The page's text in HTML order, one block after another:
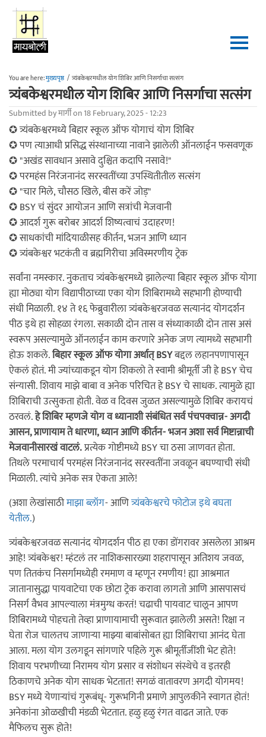
Skip to main content
You are here:मुख्यपृष्ठ / त्र्यंबकेश्वरमधील योग शिबिर आणि निसर्गाचा सत्संग
त्र्यंबकेश्वरमधील योग शिबिर आणि निसर्गाचा सत्संग
Submitted byमार्गीon 18 February, 2025 - 12:23
✪ त्र्यंबकेश्वरमध्ये बिहार स्कूल ऑफ योगाचं योग शिबिर
✪ पण त्याआधी प्रसिद्ध संस्थानाच्या नावाने झालेली ऑनलाईन फसवणूक
✪ "अखंड सावधान असावे दुश्चित कदापि नसावे!"
✪ परमहंस निरंजनानंद सरस्वतींच्या उपस्थितीतील सत्संग
✪ "चार मिले, चौसठ खिले, बीस करें जोड़"
✪ BSY चं सुंदर आयोजन आणि सत्रांची मेजवानी
✪ आदर्श गुरू बरोबर आदर्श शिष्यत्वाचं उदाहरण!
✪ साधकांची मांदियाळीसह कीर्तन, भजन आणि ध्यान
✪ त्र्यंबकेश्वर भटकंती व ब्रह्मगिरीचा अविस्मरणीय ट्रेक
सर्वांना नमस्कार. नुकताच त्र्यंबकेश्वरमध्ये झालेल्या बिहार स्कूल ऑफ योगा
ह्या मोठ्या योग विद्यापीठाच्या एका योग शिबिरामध्ये सहभागी होण्याची
संधी मिळाली. १४ ते १६ फेब्रुवारीला त्र्यंबकेश्वरजवळ सत्यानंद योगदर्शन
पीठ इथे हा सोहळा रंगला. सकाळी दोन तास व संध्याकाळी दोन तास असं
स्वरूप असल्यामुळे ऑनलाईन काम करणारे अनेक जण त्यामध्ये सहभागी
होऊ शकले.बिहार स्कूल ऑफ योगा अर्थात् BSYबद्दल लहानपणापासून
ऐकलं होतं. मी ज्यांच्याकडून योग शिकलो ते स्वामी श्रीमूर्ती जी हे BSY चेच
संन्यासी. शिवाय माझे बाबा व अनेक परिचित हे BSY चे साधक. त्यामुळे ह्या
शिबिराची उत्सुकता होती. वेळ व दिवस जुळत असल्यामुळे शिबिर करायचं
ठरवलं.हे शिबिर म्हणजे योग व ध्यानाशी संबंधित सर्व पंचपक्वान्न- अगदी
आसन, प्राणायाम ते धारणा, ध्यान आणि कीर्तन- भजन अशा सर्व मिष्टान्नाची
मेजवानीसारखं वाटलं.प्रत्येक गोष्टीमध्ये BSY चा ठसा जाणवत होता.
तिथले परमाचार्य परमहंस निरंजनानंद सरस्वतींना जवळून बघण्याची संधी
मिळाली. त्यांचे अनेक सत्र ऐकता आले!
(अशा लेखांसाठीमाझा ब्लॉग- आणित्र्यंबकेश्वरचे फोटोज इथे बघता
येतील.)
त्र्यंबकेश्वरजवळ सत्यानंद योगदर्शन पीठ हा एका डोंगरावर असलेला आश्रम
आहे! त्र्यंबकेश्वर! म्हंटलं तर नाशिकसारख्या शहरापासून अतिशय जवळ,
पण तितकंच निसर्गामध्येही रममाण व म्हणून रमणीय! ह्या आश्रमात
जातानासुद्धा पायवाटेचा एक छोटा ट्रेक करावा लागतो आणि आसपासचं
निसर्ग वैभव आपल्याला मंत्रमुग्ध करतं! चढाची पायवाट चालून आपण
शिबिरामध्ये पोहचतो तेव्हा प्राणायामाची सुरूवात झालेली असते! रिक्षा न
घेता रोज चालतच जाणार्‍या माझ्या बाबांसोबत ह्या शिबिराचा आनंद घेता
आला. मला योग उलगडून सांगणारे पहिले गुरू श्रीमूर्तीजींशी भेट होते!
शिवाय परभणीच्या निरामय योग प्रसार व संशोधन संस्थेचे व इतरही
ठिकाणचे अनेक योग साधक भेटतात! सगळं वातावरण अगदी योगमय!
BSY मध्ये येणार्‍यांचं गुरूबंधू- गुरूभगिनी प्रमाणे आपुलकीने स्वागत होतं!
अनेकांना ओळखीची मंडळी भेटतात. हळु हळु रंगत वाढत जाते. एक
मैफिलच सुरू होते!